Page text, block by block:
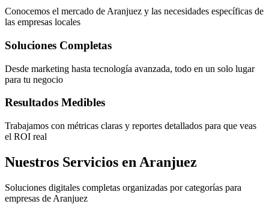
Conocemos el mercado de Aranjuez y las necesidades específicas de
las empresas locales
Soluciones Completas
Desde marketing hasta tecnología avanzada, todo en un solo lugar
para tu negocio
Resultados Medibles
Trabajamos con métricas claras y reportes detallados para que veas
el ROI real
Nuestros Servicios en Aranjuez
Soluciones digitales completas organizadas por categorías para
empresas de Aranjuez